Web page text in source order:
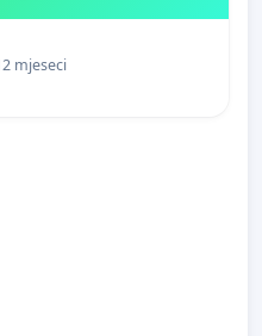
Sarajevo po kros-
modelu (u okviru više
mjeseci